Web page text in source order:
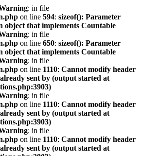
: in file
on line 594: sizeof(): Parameter
object that implements Countable
: in file
on line 650: sizeof(): Parameter
object that implements Countable
: in file
on line 1110: Cannot modify header
sent by (output started at
: in file
on line 1110: Cannot modify header
sent by (output started at
: in file
on line 1110: Cannot modify header
sent by (output started at